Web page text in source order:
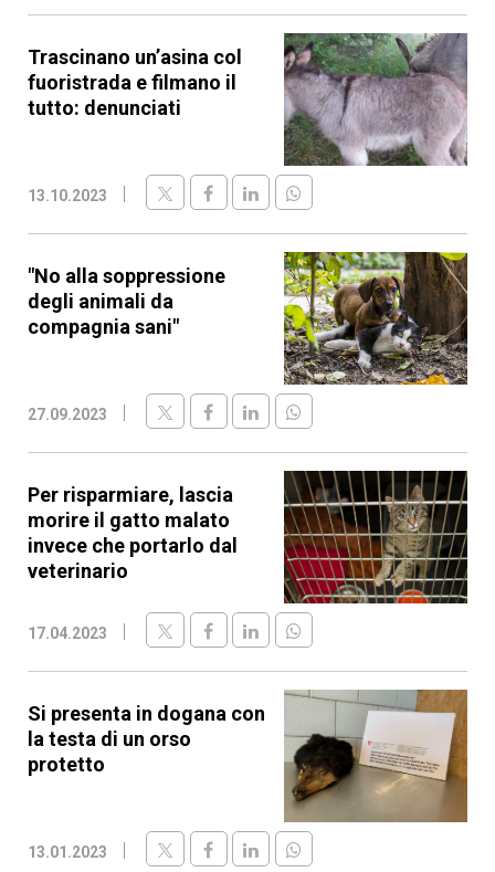
Trascinano un’asina col
fuoristrada e filmano il
tutto: denunciati
13.10.2023
"No alla soppressione
degli animali da
compagnia sani"
27.09.2023
Per risparmiare, lascia
morire il gatto malato
invece che portarlo dal
veterinario
17.04.2023
Si presenta in dogana con
la testa di un orso
protetto
13.01.2023